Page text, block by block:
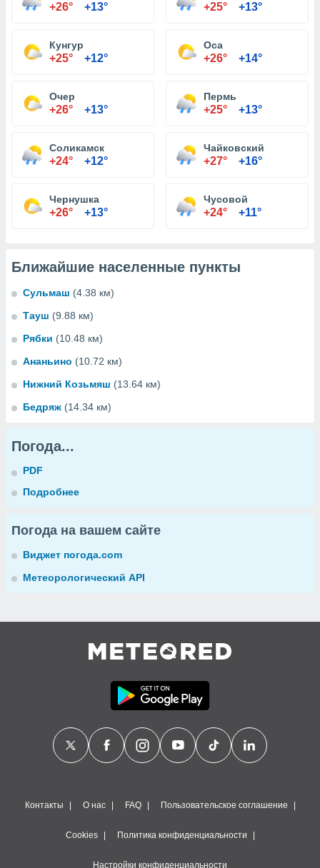
+26° +13° +25° +13°
Кунгур
+25° +12°
Оса
+26° +14°
Очер
+26° +13°
Пермь
+25° +13°
Соликамск
+24° +12°
Чайковский
+27° +16°
Чернушка
+26° +13°
Чусовой
+24° +11°
Ближайшие населенные пункты
Сульмаш (4.38 км)
Тауш (9.88 км)
Рябки (10.48 км)
Ананьино (10.72 км)
Нижний Козьмяш (13.64 км)
Бедряж (14.34 км)
Погода...
PDF
Подробнее
Погода на вашем сайте
Виджет погода.com
Метеорологический API
Контакты О нас FAQ Пользовательское соглашение
Cookies Политика конфиденциальности
Настройки конфиденциальности